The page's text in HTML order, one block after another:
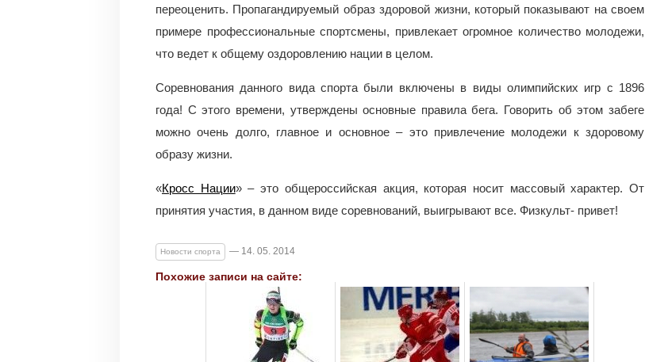
переоценить. Пропагандируемый образ здоровой жизни, который показывают на своем
примере профессиональные спортсмены, привлекает огромное количество молодежи,
что ведет к общему оздоровлению нации в целом.
Соревнования данного вида спорта были включены в виды олимпийских игр с 1896
года! С этого времени, утверждены основные правила бега. Говорить об этом забеге
можно очень долго, главное и основное – это привлечение молодежи к здоровому
образу жизни.
«Кросс Нации» – это общероссийская акция, которая носит массовый характер. От
принятия участия, в данном виде соревнований, выигрывают все. Физкульт- привет!
Новости спорта — 14. 05. 2014
Похожие записи на сайте: